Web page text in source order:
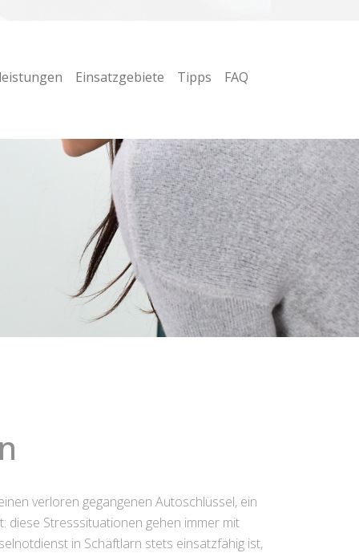
Einsatzgebiete Tipps FAQ
verloren gegangenen Autoschlüssel, ein
Stresssituationen gehen immer mit
in Schäftlarn stets einsatzfähig ist,